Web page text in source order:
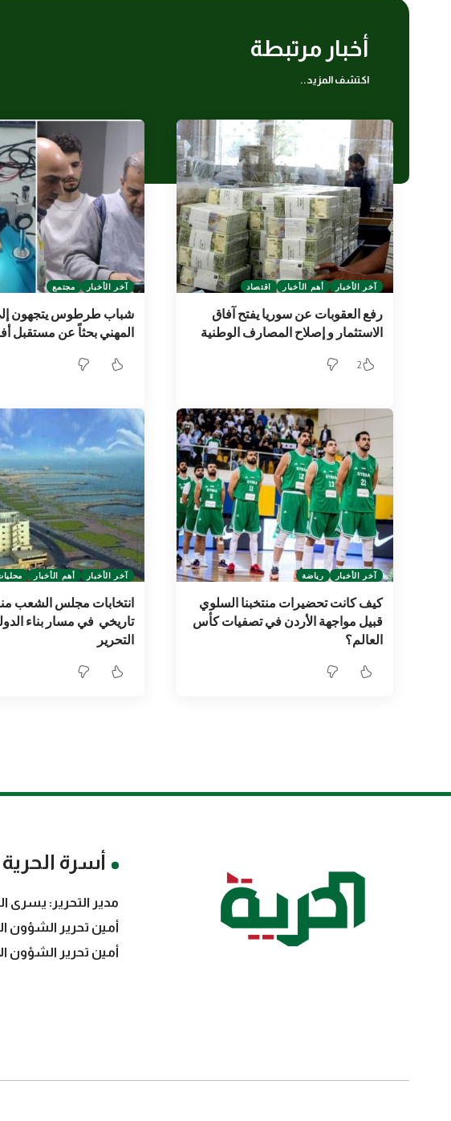
أخبار مرتبطة
اكتشف المزيد..
آخر الأخبار أهم الأخبار اقتصاد
رفع العقوبات عن سوريا يفتح آفاق
الاستثمار و إصلاح المصارف الوطنية
2
آخر الأخبار مجتمع
شباب طرطوس يتجهون
المهني بحثاً عن مستقبل
آخر الأخبار رياضة
كيف كانت تحضيرات منتخبنا السلوي
قبيل مواجهة الأردن في تصفيات كأس
العالم؟
آخر الأخبار أهم الأخبار
انتخابات مجلس الشعب
تاريخي في مسار بناء
التحرير
أسرة الحرية
مدير التحرير: يسرى
أمين تحرير الشؤون
أمين تحرير الشؤون